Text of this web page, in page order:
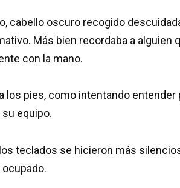
cabello oscuro recogido
Más bien recordaba a alguien
con la mano.
los pies, como intentando entender
equipo.
teclados se hicieron más